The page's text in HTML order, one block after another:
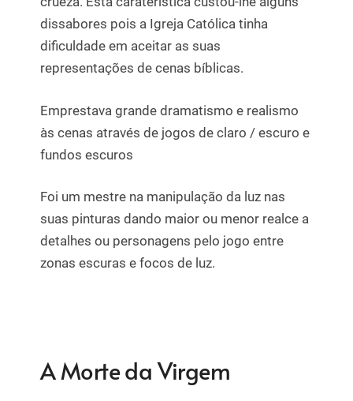
dissabores pois a Igreja Católica tinha
dificuldade em aceitar as suas
representações de cenas bíblicas.
Emprestava grande dramatismo e realismo
às cenas através de jogos de claro / escuro e
fundos escuros
Foi um mestre na manipulação da luz nas
suas pinturas dando maior ou menor realce a
detalhes ou personagens pelo jogo entre
zonas escuras e focos de luz.
A Morte da Virgem